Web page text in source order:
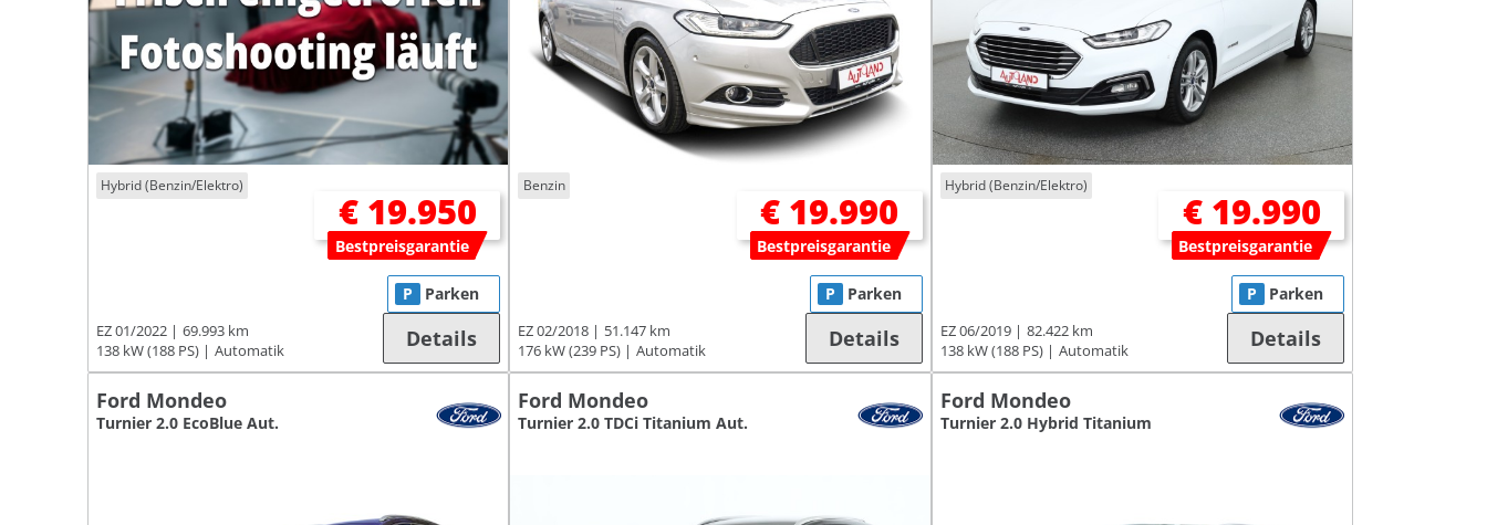
Hybrid (Benzin/Elektro)
€ 19.950
Bestpreisgarantie
EZ 01/2022
69.993 km
138 kW (188 PS)
Automatik
P Parken
Details
Benzin
€ 19.990
Bestpreisgarantie
EZ 02/2018
51.147 km
176 kW (239 PS)
Automatik
P Parken
Details
Hybrid (Benzin/Elektro)
€ 19.990
Bestpreisgarantie
EZ 06/2019
82.422 km
138 kW (188 PS)
Automatik
P Parken
Details
Ford Mondeo
Turnier 2.0 EcoBlue Aut.
Ford Mondeo
Turnier 2.0 TDCi Titanium Aut.
Ford Mondeo
Turnier 2.0 Hybrid Titanium